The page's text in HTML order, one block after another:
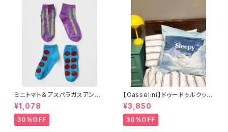
ミニトマト＆アスパラガスアンク
ルソックス 2P
¥1,078
30%OFF
【Casselini】ドゥードゥルクッシ
ョンカバー
¥3,850
30%OFF